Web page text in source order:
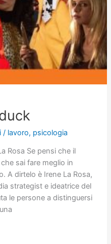
/ lavoro, psicologia
Rosa Se pensi che il
sai fare meglio in
A dirtelo è Irene La Rosa,
strategist e ideatrice del
le persone a distinguersi